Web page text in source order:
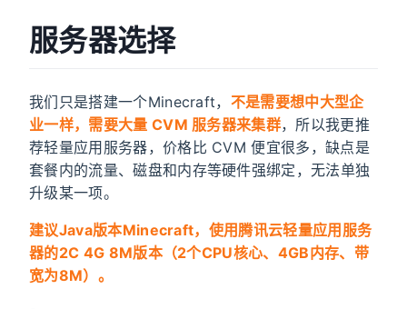
服务器选择
我们只是搭建一个Minecraft， 不是需要想中大型企
业一样，需要大量 CVM 服务器来集群，所以我更推
荐轻量应用服务器，价格比 CVM 便宜很多，缺点是
套餐内的流量、磁盘和内存等硬件强绑定，无法单独
升级某一项。
建议Java版本Minecraft，使用腾讯云轻量应用服务
器的2C 4G 8M版本（2个CPU核心、4GB内存、带
宽为8M）。